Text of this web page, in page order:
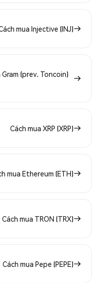
mua Injective (INJ)
Gram (prev. Toncoin)
Cách mua XRP (XRP)
mua Ethereum (ETH)
Cách mua TRON (TRX)
Cách mua Pepe (PEPE)